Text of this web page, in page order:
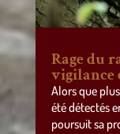
Rage du
vigilance
Alors que
été détectés
poursuit sa